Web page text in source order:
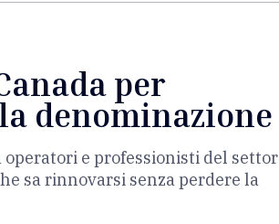
per
denominazione
e professionisti del
sa rinnovarsi senza perdere la